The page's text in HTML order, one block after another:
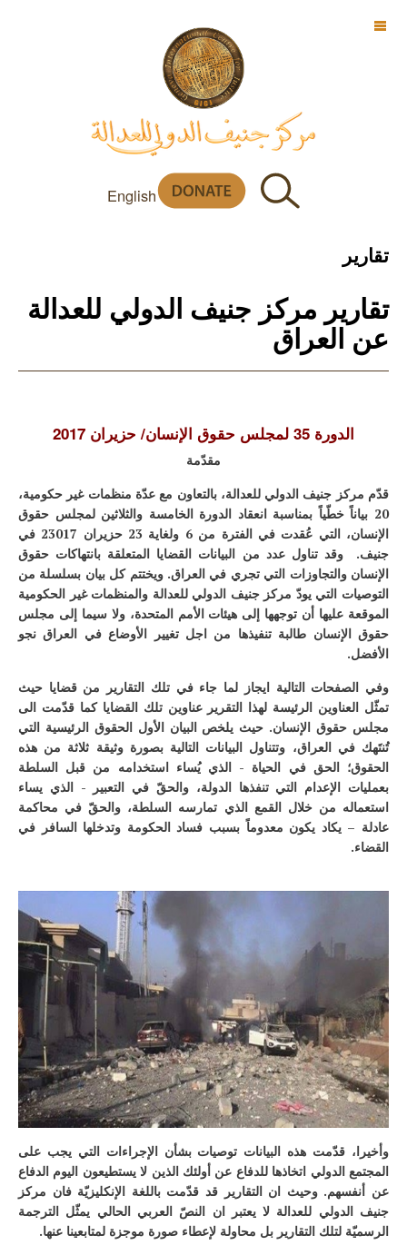
English
تقارير
تقارير مركز جنيف الدولي للعدالة
عن العراق
الدورة 35 لمجلس حقوق الإنسان/ حزيران 2017
مقدّمة
قدّم مركز جنيف الدولي للعدالة، بالتعاون مع عدّة منظمات غير حكومية،
20 بياناً خطّياً بمناسبة انعقاد الدورة الخامسة والثلاثين لمجلس حقوق
الإنسان، التي عُقدت في الفترة من 6 ولغاية 23 حزيران 23017 في
جنيف. وقد تناول عدد من البيانات القضايا المتعلقة بانتهاكات حقوق
الإنسان والتجاوزات التي تجري في العراق. ويختتم كل بيان بسلسلة من
التوصيات التي يودّ مركز جنيف الدولي للعدالة والمنظمات غير الحكومية
الموقعة عليها أن توجهها إلى هيئات الأمم المتحدة، ولا سيما إلى مجلس
حقوق الإنسان طالبة تنفيذها من اجل تغيير الأوضاع في العراق نجو
الأفضل.
وفي الصفحات التالية ايجاز لما جاء في تلك التقارير من قضايا حيث
تمثّل العناوين الرئيسة لهذا التقرير عناوين تلك القضايا كما قدّمت الى
مجلس حقوق الإنسان. حيث يلخص البيان الأول الحقوق الرئيسية التي
تُنتَهك في العراق، وتتناول البيانات التالية بصورة وثيقة ثلاثة من هذه
الحقوق؛ الحق في الحياة - الذي يُساء استخدامه من قبل السلطة
بعمليات الإعدام التي تنفذها الدولة، والحقّ في التعبير - الذي يساء
استعماله من خلال القمع الذي تمارسه السلطة، والحقّ في محاكمة
عادلة – يكاد يكون معدوماً بسبب فساد الحكومة وتدخلها السافر في
القضاء.
وأخيرا، قدّمت هذه البيانات توصيات بشأن الإجراءات التي يجب على
المجتمع الدولي اتخاذها للدفاع عن أولئك الذين لا يستطيعون اليوم الدفاع
عن أنفسهم. وحيث ان التقارير قد قدّمت باللغة الإنكليزيّة فان مركز
جنيف الدولي للعدالة لا يعتبر ان النصّ العربي الحالي يمثّل الترجمة
الرسميّة لتلك التقارير بل محاولة لإعطاء صورة موجزة لمتابعينا عنها.